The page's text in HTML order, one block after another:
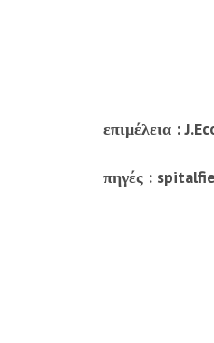
επιμέλεια :
πηγές :